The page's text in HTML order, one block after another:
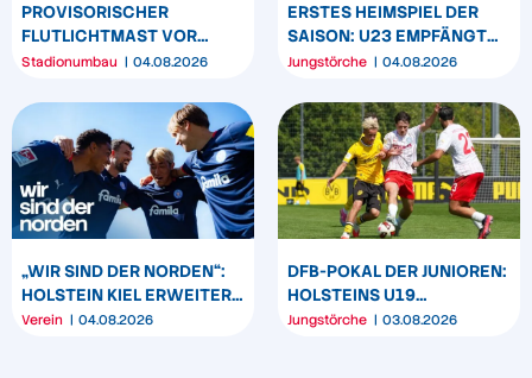
PROVISORISCHER
FLUTLICHTMAST VOR
WESTTRIBÜNE WIRD
Stadionumbau 04.08.2026
ERSTES HEIMSPIEL DER
SAISON: U23 EMPFÄNGT
HEIDER SV
Jungstörche 04.08.2026
„WIR SIND DER NORDEN“:
HOLSTEIN KIEL ERWEITERT
SEIN MARKENBILD
Verein 04.08.2026
DFB-POKAL DER JUNIOREN:
HOLSTEINS U19
TRIUMPHIERT IN
Jungstörche 03.08.2026